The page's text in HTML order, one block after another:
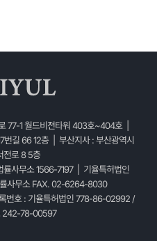
77-1 월드비전타워 403호~404호 |
번길 66 12층 | 부산지사 : 부산광역시
전로 8 5층
률사무소 1566-7197 | 기율특허법인
사무소 FAX. 02-6264-8030
번호 : 기율특허법인 778-86-02992 /
242-78-00597